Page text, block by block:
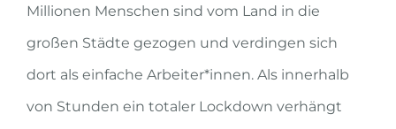
Millionen Menschen sind vom Land in die
großen Städte gezogen und verdingen sich
dort als einfache Arbeiter*innen. Als innerhalb
von Stunden ein totaler Lockdown verhängt